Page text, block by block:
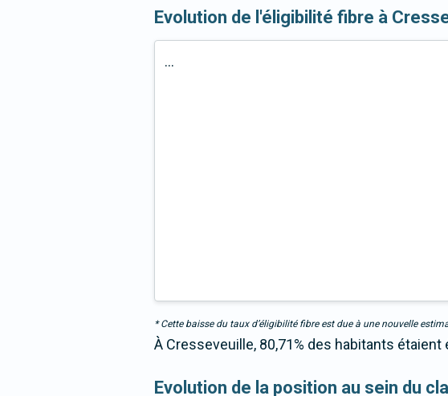
Evolution de l'éligibilité fibre à
...
* Cette baisse du taux d’éligibilité fibre est due à une nouvelle
À Cresseveuille, 80,71% des habitants
Evolution de la position au sein du